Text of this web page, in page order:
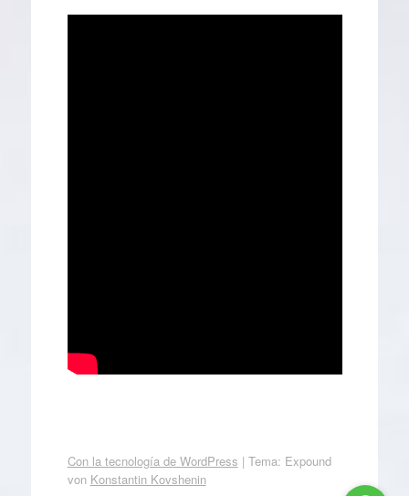
Con la tecnología de WordPress | Tema: Expound
von Konstantin Kovshenin